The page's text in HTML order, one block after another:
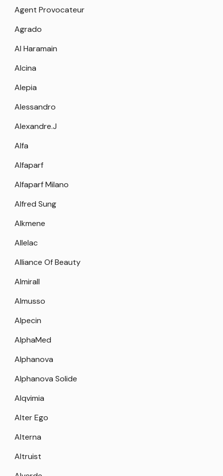
Agent Provocateur
Agrado
Al Haramain
Alcina
Alepia
Alessandro
Alexandre.J
Alfa
Alfaparf
Alfaparf Milano
Alfred Sung
Alkmene
Allelac
Alliance Of Beauty
Almirall
Almusso
Alpecin
AlphaMed
Alphanova
Alphanova Solide
Alqvimia
Alter Ego
Alterna
Altruist